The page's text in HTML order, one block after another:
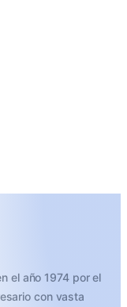
el año 1974 por el
con vasta